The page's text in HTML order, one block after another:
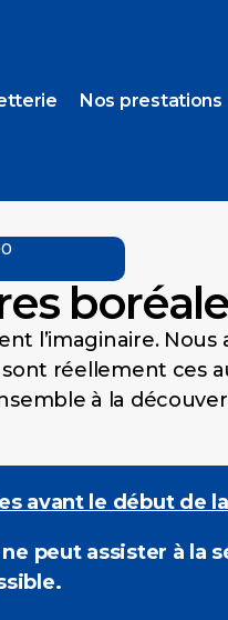
Nos prestations
l’imaginaire.
réellement ces
à la
avant le début de
peut assister à la